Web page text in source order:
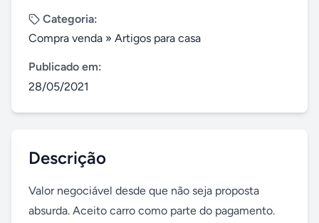
Categoria:
Compra venda » Artigos para casa
Publicado em:
28/05/2021
Descrição
Valor negociável desde que não seja proposta
absurda. Aceito carro como parte do pagamento.